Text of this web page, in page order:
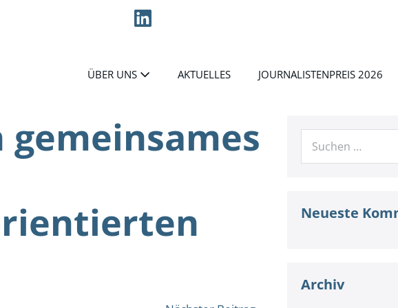
ÜBER UNS AKTUELLES JOURNALISTENPREIS 2026
gemeinsames
Suche
Neueste
Archiv